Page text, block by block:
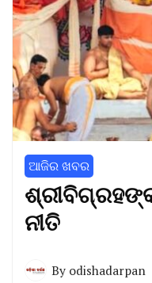
ଆଜିର ଖବର
ନୀତି
By odishadarpan